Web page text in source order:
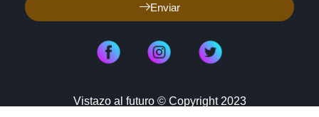
Enviar
Vistazo al futuro © Copyright 2023